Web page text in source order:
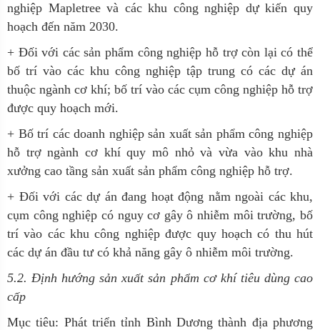
nghiệp Mapletree và các khu công nghiệp dự kiến quy
hoạch đến năm 2030.
+ Đối với các sản phẩm công nghiệp hỗ trợ còn lại có thể
bố trí vào các khu công nghiệp tập trung có các dự án
thuộc ngành cơ khí; bố trí vào các cụm công nghiệp hỗ trợ
được quy hoạch mới.
+ Bố trí các doanh nghiệp sản xuất sản phẩm công nghiệp
hỗ trợ ngành cơ khí quy mô nhỏ và vừa vào khu nhà
xưởng cao tầng sản xuất sản phẩm công nghiệp hỗ trợ.
+ Đối với các dự án đang hoạt động nằm ngoài các khu,
cụm công nghiệp có nguy cơ gây ô nhiễm môi trường, bố
trí vào các khu công nghiệp được quy hoạch có thu hút
các dự án đầu tư có khả năng gây ô nhiễm môi trường.
5.2. Định hướng sản xuất sản phẩm cơ khí tiêu dùng cao
cấp
Mục tiêu: Phát triển tỉnh Bình Dương thành địa phương